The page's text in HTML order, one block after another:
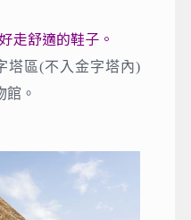
走舒適的鞋子。
區(不入金字塔內)
館。